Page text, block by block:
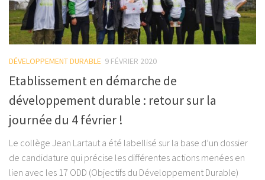
DÉVELOPPEMENT DURABLE 9 FÉVRIER 2020
Etablissement en démarche de
développement durable : retour sur la
journée du 4 février !
Le collège Jean Lartaut a été labellisé sur la base d’un dossier
de candidature qui précise les différentes actions menées en
lien avec les 17 ODD (Objectifs du Développement Durable)